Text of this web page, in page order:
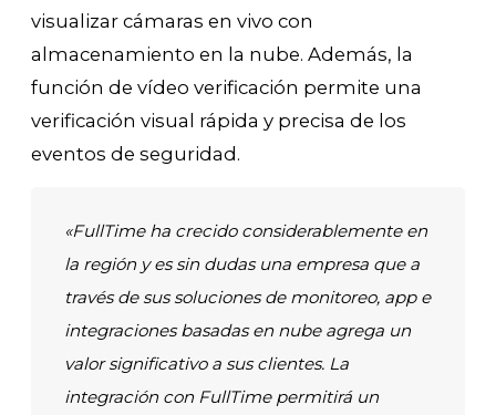
visualizar cámaras en vivo con
almacenamiento en la nube. Además, la
función de vídeo verificación permite una
verificación visual rápida y precisa de los
eventos de seguridad.
«FullTime ha crecido considerablemente en
la región y es sin dudas una empresa que a
través de sus soluciones de monitoreo, app e
integraciones basadas en nube agrega un
valor significativo a sus clientes. La
integración con FullTime permitirá un